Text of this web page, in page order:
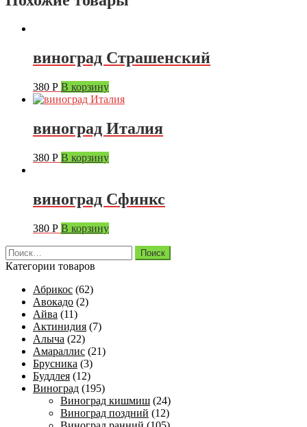
виноград Страшенский
380 Р В корзину
виноград Италия
380 Р В корзину
виноград Сфинкс
380 Р В корзину
Найти:
Категории товаров
Абрикос (62)
Авокадо (2)
Айва (11)
Актинидия (7)
Алыча (22)
Амараллис (21)
Брусника (3)
Буддлея (12)
Виноград (195)
Виноград кишмиш (24)
Виноград поздний (12)